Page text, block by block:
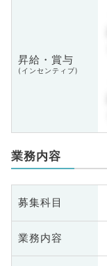
昇給・賞与
(インセンティブ)
業務内容
募集科目
業務内容